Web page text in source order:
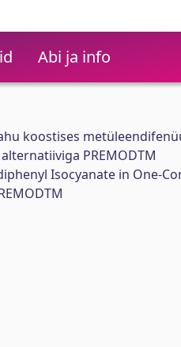
Abi ja info
koostises
PREMODTM
Isocyanate in One-